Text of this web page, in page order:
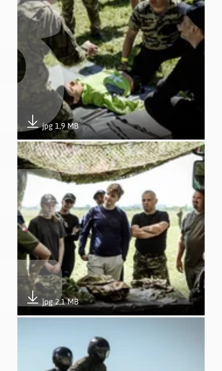
jpg 1,9 MB
Pobierz załącznik
Otwórz załącznik 5. edycja Trenuj z Wojskiem w Gdyni
jpg 2,1 MB